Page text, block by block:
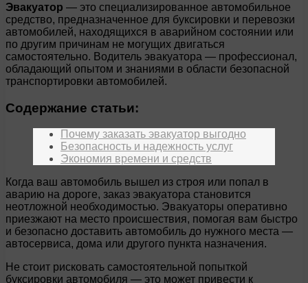
Эвакуатор — это специализированное автомобильное
средство, предназначенное для буксировки и перевозки
автомобилей, находящихся в аварийном состоянии или
по другим причинам не могущих двигаться
самостоятельно. Водитель эвакуатора — профессионал,
обладающий опытом и знаниями в области безопасной
транспортировки автомобилей.
Содержание статьи:
Почему заказать эвакуатор выгодно
Безопасность и надежность услуг
Экономия времени и средств
Когда ваш автомобиль вышел из строя или попал в
аварию на дороге, заказ эвакуатора становится
неотложной необходимостью. Эвакуаторы оперативно
приезжают на место происшествия, помогая вам быстро
и безопасно доставить автомобиль до нужного места —
автосервиса, дома или другого пункта назначения.
Не стоит рисковать самостоятельной попыткой
буксировки автомобиля — это может привести к